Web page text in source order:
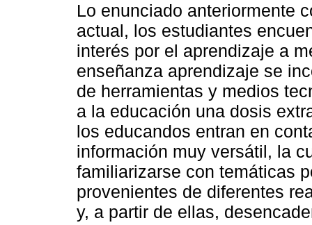
Lo enunciado anteriormente
actual, los estudiantes
interés por el aprendizaje a
enseñanza aprendizaje se
de herramientas y medios
a la educación una dosis
los educandos entran en
información muy versátil, la
familiarizarse con temáticas
provenientes de diferentes
y, a partir de ellas,